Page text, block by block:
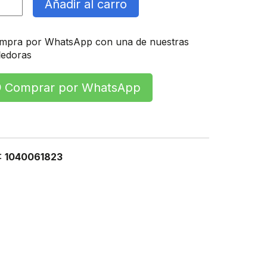
Añadir al carro
por WhatsApp con una de nuestras
Comprar por WhatsApp
1040061823